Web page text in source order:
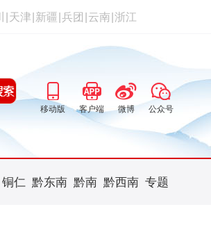
天津 新疆 兵团 云南 浙江
移动版 客户端 微博 公众号
铜仁 黔东南 黔南 黔西南 专题